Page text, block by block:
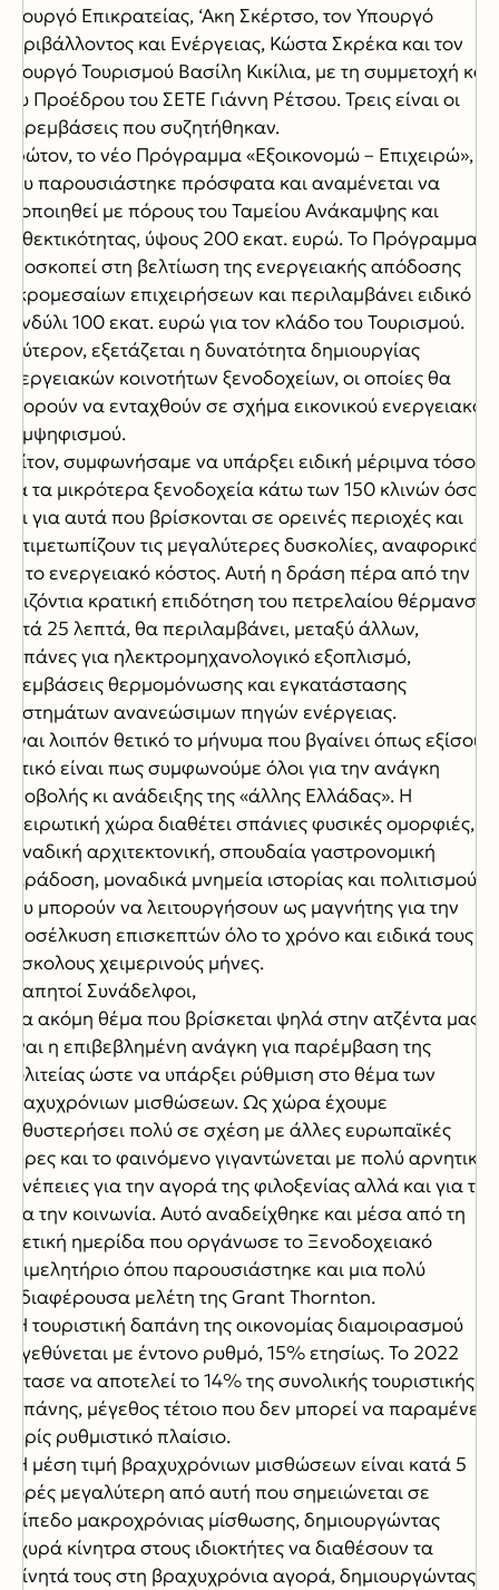
Υπουργό Επικρατείας, ‘Ακη Σκέρτσο, τον Υπουργό
Περιβάλλοντος και Ενέργειας, Κώστα Σκρέκα και τον
Υπουργό Τουρισμού Βασίλη Κικίλια, με τη συμμετοχή και
του Προέδρου του ΣΕΤΕ Γιάννη Ρέτσου. Τρεις είναι οι
παρεμβάσεις που συζητήθηκαν.
Πρώτον, το νέο Πρόγραμμα «Εξοικονομώ – Επιχειρώ»,
που παρουσιάστηκε πρόσφατα και αναμένεται να
υλοποιηθεί με πόρους του Ταμείου Ανάκαμψης και
Ανθεκτικότητας, ύψους 200 εκατ. ευρώ. Το Πρόγραμμα
αποσκοπεί στη βελτίωση της ενεργειακής απόδοσης
μικρομεσαίων επιχειρήσεων και περιλαμβάνει ειδικό
κονδύλι 100 εκατ. ευρώ για τον κλάδο του Τουρισμού.
Δεύτερον, εξετάζεται η δυνατότητα δημιουργίας
ενεργειακών κοινοτήτων ξενοδοχείων, οι οποίες θα
μπορούν να ενταχθούν σε σχήμα εικονικού ενεργειακού
συμψηφισμού.
Τρίτον, συμφωνήσαμε να υπάρξει ειδική μέριμνα τόσο
για τα μικρότερα ξενοδοχεία κάτω των 150 κλινών όσο
και για αυτά που βρίσκονται σε ορεινές περιοχές και
αντιμετωπίζουν τις μεγαλύτερες δυσκολίες, αναφορικά
με το ενεργειακό κόστος. Αυτή η δράση πέρα από την
οριζόντια κρατική επιδότηση του πετρελαίου θέρμανσης
κατά 25 λεπτά, θα περιλαμβάνει, μεταξύ άλλων,
δαπάνες για ηλεκτρομηχανολογικό εξοπλισμό,
επεμβάσεις θερμομόνωσης και εγκατάστασης
συστημάτων ανανεώσιμων πηγών ενέργειας.
Είναι λοιπόν θετικό το μήνυμα που βγαίνει όπως εξίσου
θετικό είναι πως συμφωνούμε όλοι για την ανάγκη
προβολής κι ανάδειξης της «άλλης Ελλάδας». Η
ηπειρωτική χώρα διαθέτει σπάνιες φυσικές ομορφιές,
μοναδική αρχιτεκτονική, σπουδαία γαστρονομική
παράδοση, μοναδικά μνημεία ιστορίας και πολιτισμού
που μπορούν να λειτουργήσουν ως μαγνήτης για την
προσέλκυση επισκεπτών όλο το χρόνο και ειδικά τους
δύσκολους χειμερινούς μήνες.
Αγαπητοί Συνάδελφοι,
Ένα ακόμη θέμα που βρίσκεται ψηλά στην ατζέντα μας
είναι η επιβεβλημένη ανάγκη για παρέμβαση της
Πολιτείας ώστε να υπάρξει ρύθμιση στο θέμα των
βραχυχρόνιων μισθώσεων. Ως χώρα έχουμε
καθυστερήσει πολύ σε σχέση με άλλες ευρωπαϊκές
χώρες και το φαινόμενο γιγαντώνεται με πολύ αρνητικές
συνέπειες για την αγορά της φιλοξενίας αλλά και για την
ίδια την κοινωνία. Αυτό αναδείχθηκε και μέσα από τη
σχετική ημερίδα που οργάνωσε το Ξενοδοχειακό
Επιμελητήριο όπου παρουσιάστηκε και μια πολύ
ενδιαφέρουσα μελέτη της Grant Thornton.
• Η τουριστική δαπάνη της οικονομίας διαμοιρασμού
μεγεθύνεται με έντονο ρυθμό, 15% ετησίως. Το 2022
έφτασε να αποτελεί το 14% της συνολικής τουριστικής
δαπάνης, μέγεθος τέτοιο που δεν μπορεί να παραμένει
χωρίς ρυθμιστικό πλαίσιο.
• Η μέση τιμή βραχυχρόνιων μισθώσεων είναι κατά 5
φορές μεγαλύτερη από αυτή που σημειώνεται σε
επίπεδο μακροχρόνιας μίσθωσης, δημιουργώντας
ισχυρά κίνητρα στους ιδιοκτήτες να διαθέσουν τα
ακίνητά τους στη βραχυχρόνια αγορά, δημιουργώντας